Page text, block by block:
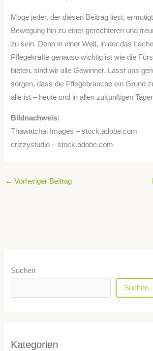
Möge jeder, der diesen Beitrag liest,
Bewegung hin zu einer gerechteren und
zu sein. Denn in einer Welt, in der das
Pflegekräfte genauso wichtig ist wie die
bieten, sind wir alle Gewinner. Lasst uns
sorgen, dass die Pflegebranche ein Grund
alle ist – heute und in allen zukünftigen
Bildnachweis:
Thawatchai Images – stock.adobe.com
crizzystudio – stock.adobe.com
← Vorheriger Beitrag
Suchen
Suchen
Kategorien